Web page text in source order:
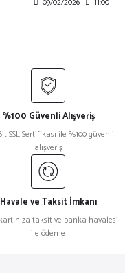
09/02/2026 11:00
%100 Güvenli Alışveriş
SSL Sertifikası ile %100 güvenli
alışveriş
Havale ve Taksit İmkanı
taksit ve banka havalesi
ile ödeme